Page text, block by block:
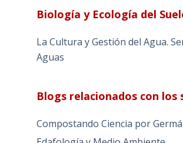
Biología y Ecología del
La Cultura y Gestión del Agua.
Aguas
Blogs relacionados con los
Compostando Ciencia por